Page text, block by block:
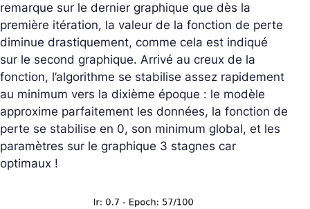
remarque sur le dernier graphique que dès la
première itération, la valeur de la fonction de perte
diminue drastiquement, comme cela est indiqué
sur le second graphique. Arrivé au creux de la
fonction, l’algorithme se stabilise assez rapidement
au minimum vers la dixième époque : le modèle
approxime parfaitement les données, la fonction de
perte se stabilise en 0, son minimum global, et les
paramètres sur le graphique 3 stagnes car
optimaux !